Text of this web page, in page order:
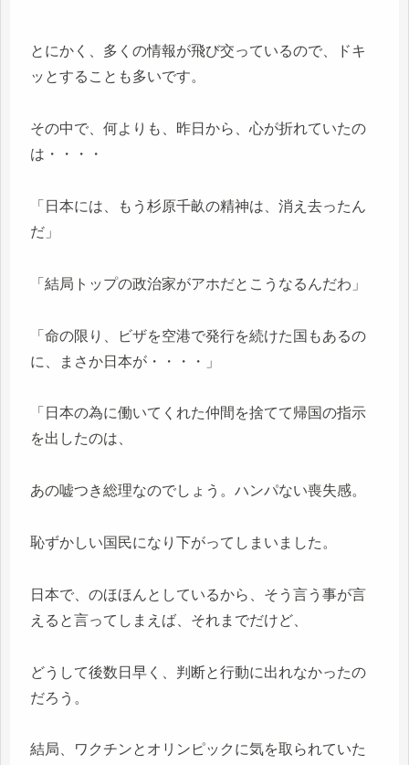
とにかく、多くの情報が飛び交っているので、ドキ
ッとすることも多いです。
その中で、何よりも、昨日から、心が折れていたの
は・・・・
「日本には、もう杉原千畝の精神は、消え去ったん
だ」
「結局トップの政治家がアホだとこうなるんだわ」
「命の限り、ビザを空港で発行を続けた国もあるの
に、まさか日本が・・・・」
「日本の為に働いてくれた仲間を捨てて帰国の指示
を出したのは、
あの嘘つき総理なのでしょう。ハンパない喪失感。
恥ずかしい国民になり下がってしまいました。
日本で、のほほんとしているから、そう言う事が言
えると言ってしまえば、それまでだけど、
どうして後数日早く、判断と行動に出れなかったの
だろう。
結局、ワクチンとオリンピックに気を取られていた